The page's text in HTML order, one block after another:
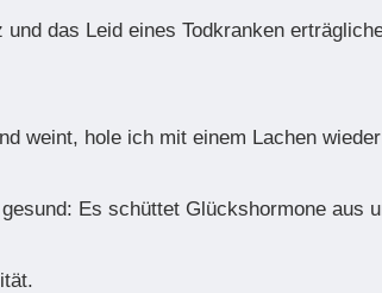
das Leid eines Todkranken
weint, hole ich mit einem Lachen
Es schüttet Glückshormone aus